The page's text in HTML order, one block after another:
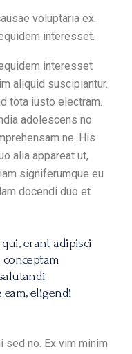
voluptaria ex.
interesset.
interesset
aliquid suscipiantur.
tota iusto electram.
adolescens no
ne. His
alia appareat ut,
signiferumque eu
docendi duo et
erant adipisci
eligendi
no. Ex vim minim